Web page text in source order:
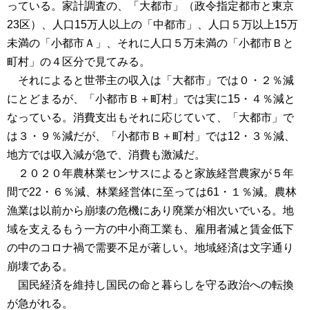
っている。家計調査の、「大都市」（政令指定都市と東京
23区）、人口15万人以上の「中都市」、人口５万以上15万
未満の「小都市Ａ」、それに人口５万未満の「小都市Ｂと
町村」の４区分で見てみる。
それによると世帯主の収入は「大都市」では０・２％減
にとどまるが、「小都市Ｂ＋町村」では実に15・４％減と
なっている。消費支出もそれに応じていて、「大都市」で
は３・９％減だが、「小都市Ｂ＋町村」では12・３％減、
地方では収入減が急で、消費も激減だ。
２０２０年農林業センサスによると家族経営農家が５年
間で22・６％減、林業経営体に至っては61・１％減。農林
漁業は以前から崩壊の危機にあり廃業が相次いでいる。地
域を支えるもう一方の中小商工業も、雇用者減と賃金低下
の中のコロナ禍で需要不足が著しい。地域経済は文字通り
崩壊である。
国民経済を維持し国民の命と暮らしを守る政治への転換
が急がれる。